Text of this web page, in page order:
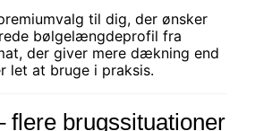
til dig, der ønsker
bølgelængdeprofil fra
der giver mere dækning end
let at bruge i praksis.
flere brugssituationer